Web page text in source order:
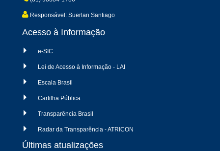
Responsável: Suerlan Santiago
Acesso à Informação
e-SIC
Lei de Acesso à Informação - LAI
Escala Brasil
Cartilha Pública
Transparência Brasil
Radar da Transparência - ATRICON
Últimas atualizações